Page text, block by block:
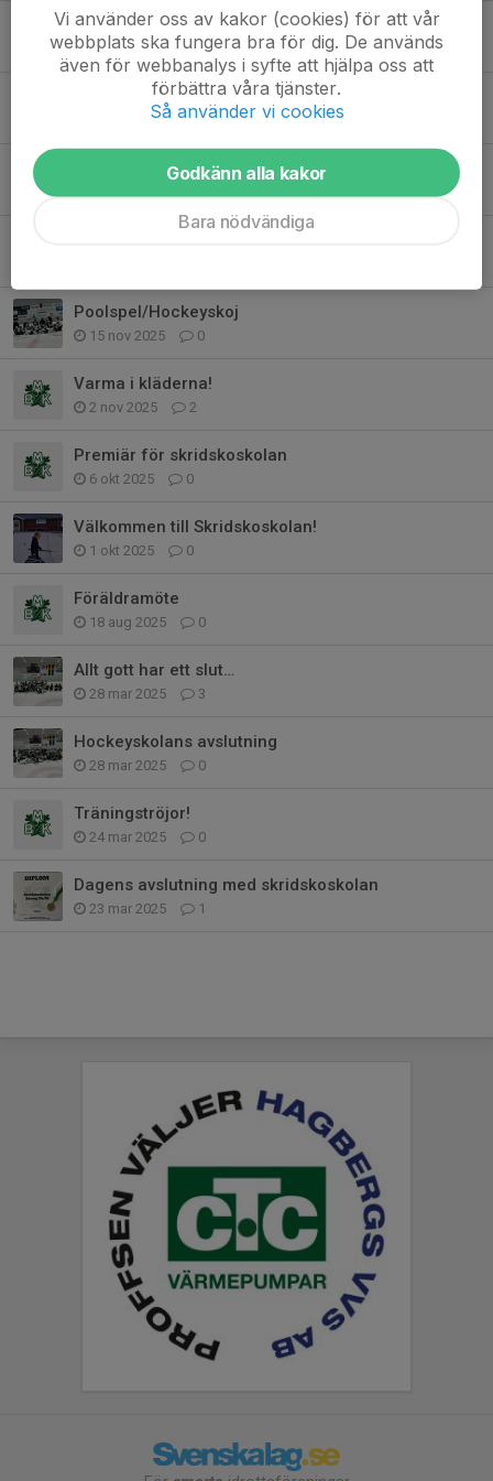
Poolspel för Hockeyskolan
14 feb, 20:05 1
Julavslutning för Hockeyskolan
20 dec 2025 1
Julavslutning
Poolspel/Hockeyskoj
15 nov 2025 0
Varma i kläderna!
2 nov 2025 2
Premiär för skridskoskolan
6 okt 2025 0
Välkommen till Skridskoskolan!
1 okt 2025 0
Föräldramöte
18 aug 2025 0
Allt gott har ett slut…
28 mar 2025 3
Hockeyskolans avslutning
28 mar 2025 0
Träningströjor!
24 mar 2025 0
Dagens avslutning med skridskoskolan
23 mar 2025 1
Vi använder oss av kakor (cookies) för att vår
webbplats ska fungera bra för dig. De används
även för webbanalys i syfte att hjälpa oss att
förbättra våra tjänster.
Så använder vi cookies
Godkänn alla kakor
Bara nödvändiga